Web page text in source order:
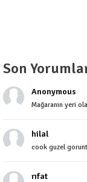
Son
Anonymous
Mağaranın yeri
hilal
cook guzel
rıfat